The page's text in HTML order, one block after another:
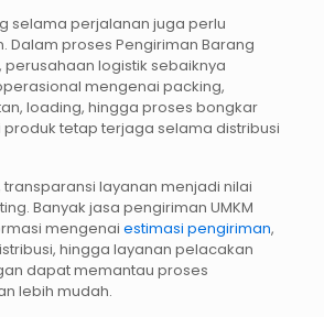
selama perjalanan juga perlu
Dalam proses Pengiriman Barang
perusahaan logistik sebaiknya
mengenai packing,
loading, hingga proses bongkar
tetap terjaga selama distribusi
layanan menjadi nilai
Banyak jasa pengiriman UMKM
mengenai estimasi pengiriman,
hingga layanan pelacakan
dapat memantau proses
lebih mudah.